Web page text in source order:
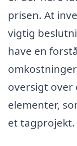
prisen. At
vigtig
have en
oversigt over
elementer,
et tagprojekt.